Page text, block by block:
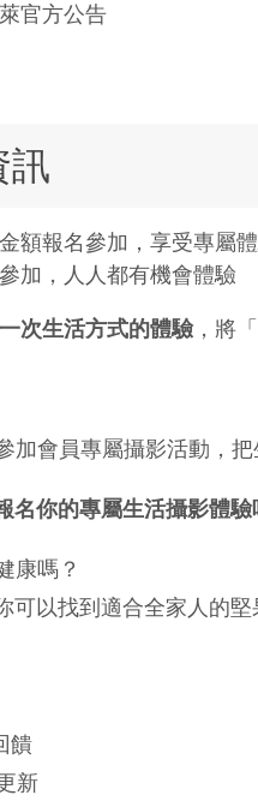
官方公告
訊
額報名參加，享受專屬
加，人人都有機會體驗
一次生活方式的體驗，將
加會員專屬攝影活動，
名你的專屬生活攝影體驗
康嗎？
可以找到適合全家人的
饋
新